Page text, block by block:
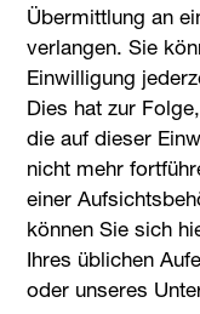
Übermittlung an
verlangen. Sie
Einwilligung
Dies hat zur
die auf dieser
nicht mehr
einer
können Sie sich
Ihres üblichen
oder unseres